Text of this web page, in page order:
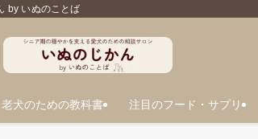
by いぬのことば
老犬のための教科書 注目のフード・サプリ